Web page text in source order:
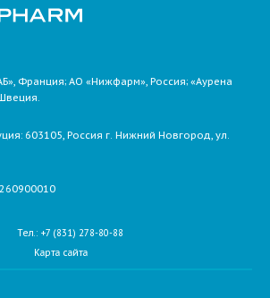
Франция; АО «Нижфарм», Россия; «Аурена
603105, Россия г. Нижний Новгород, ул.
Тел.: +7 (831) 278-80-88
Карта сайта